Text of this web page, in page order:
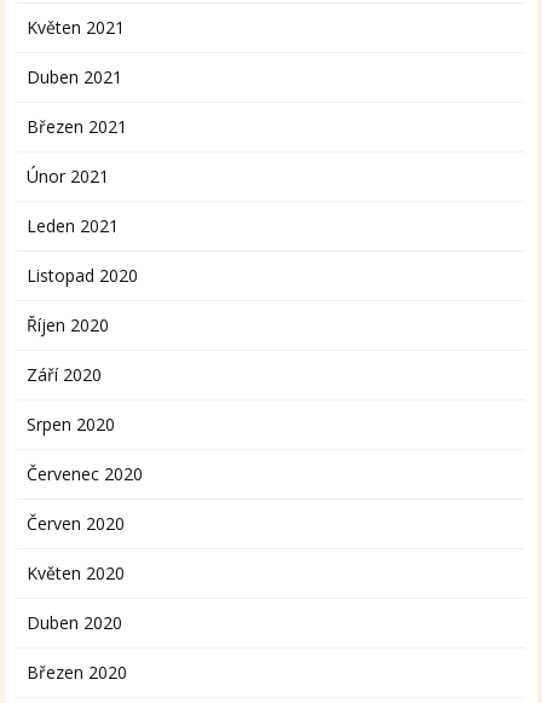
Květen 2021
Duben 2021
Březen 2021
Únor 2021
Leden 2021
Listopad 2020
Říjen 2020
Září 2020
Srpen 2020
Červenec 2020
Červen 2020
Květen 2020
Duben 2020
Březen 2020